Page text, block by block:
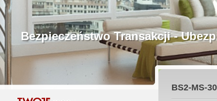
Profesjonalne Pośrednictwo
Bezpieczeństwo Transakcji -
Licencjonowani Pośrednicy
Gwarancja Zwrotu ZadatkuBS2-MS-